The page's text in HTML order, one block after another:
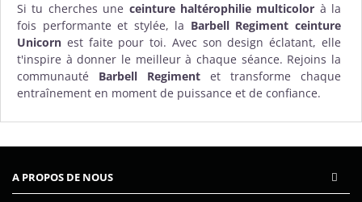
Si tu cherches une ceinture haltérophilie multicolor à la
fois performante et stylée, la Barbell Regiment ceinture
Unicorn est faite pour toi. Avec son design éclatant, elle
t'inspire à donner le meilleur à chaque séance. Rejoins la
communauté Barbell Regiment et transforme chaque
entraînement en moment de puissance et de confiance.
A PROPOS DE NOUS